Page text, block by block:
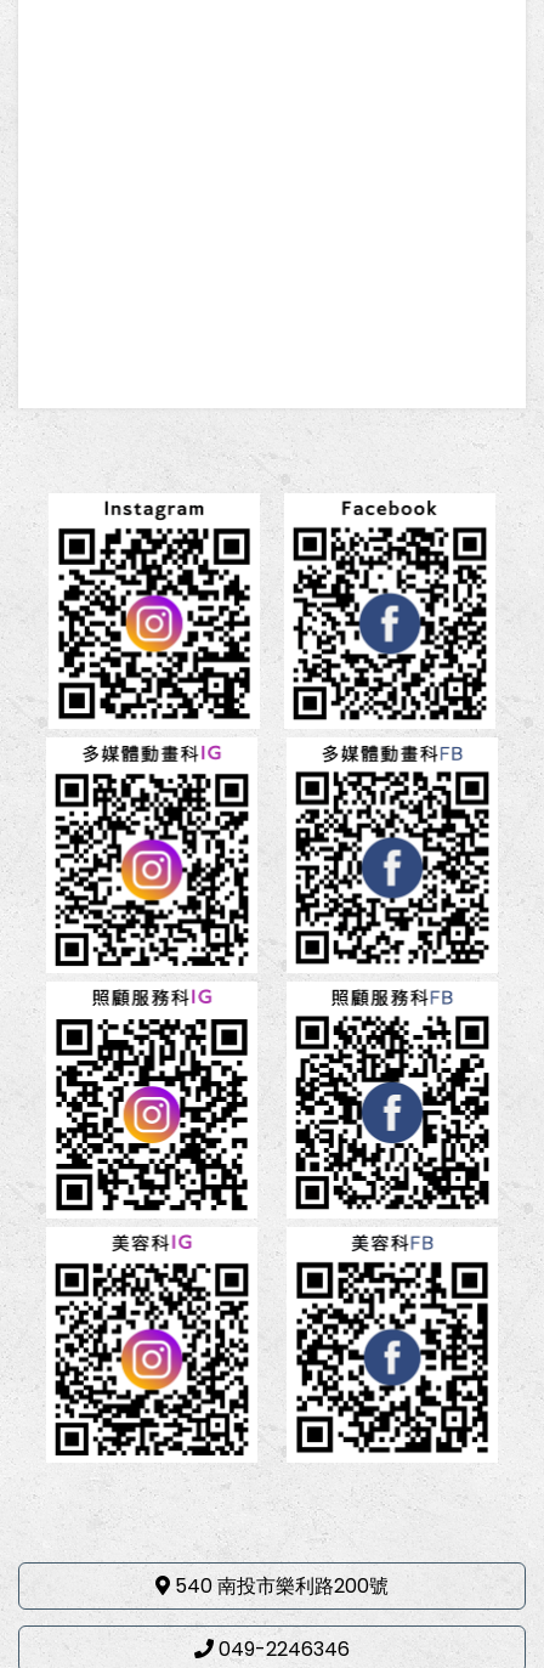
540 南投市樂利路200號
049-2246346